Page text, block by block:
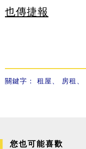
也傳捷報
關鍵字： 租屋、 房租 、
您也可能喜歡